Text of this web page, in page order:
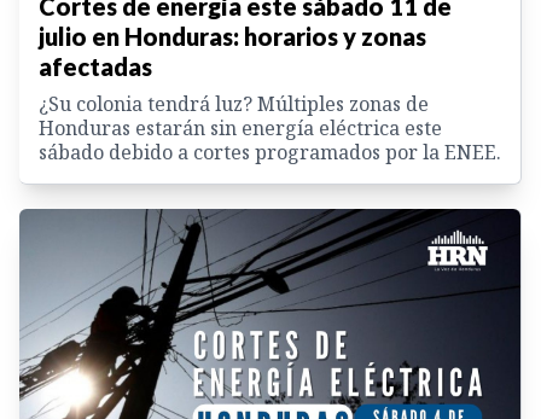
Cortes de energía este sábado 11 de
julio en Honduras: horarios y zonas
afectadas
¿Su colonia tendrá luz? Múltiples zonas de
Honduras estarán sin energía eléctrica este
sábado debido a cortes programados por la ENEE.